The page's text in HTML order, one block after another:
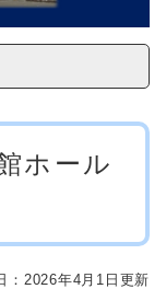
ホール
：2026年4月1日更新